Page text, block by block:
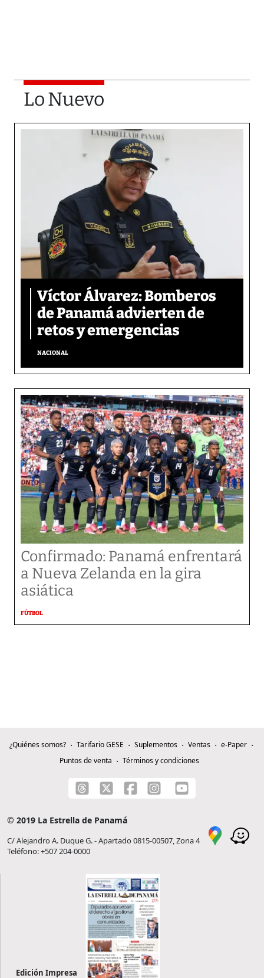
Lo Nuevo
Víctor Álvarez: Bomberos
de Panamá advierten de
retos y emergencias
NACIONAL
Confirmado: Panamá enfrentará
a Nueva Zelanda en la gira
asiática
FÚTBOL
¿Quiénes somos? Tarifario GESE Suplementos Ventas
e-Paper
Puntos de venta
Términos y condiciones
© 2019 La Estrella de Panamá
C/ Alejandro A. Duque G. - Apartado 0815-00507, Zona 4
Teléfono: +507 204-0000
Edición Impresa